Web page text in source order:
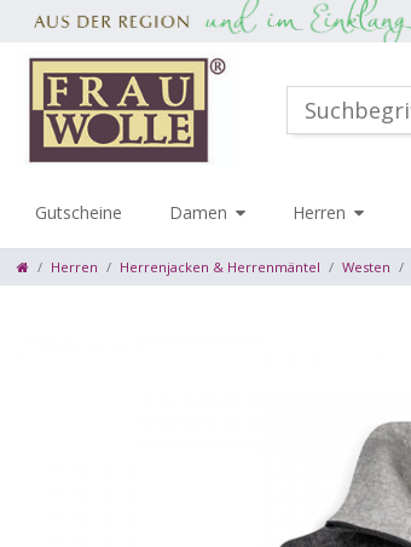
Gutscheine Damen Herren
Herren Herrenjacken & Herrenmäntel Westen